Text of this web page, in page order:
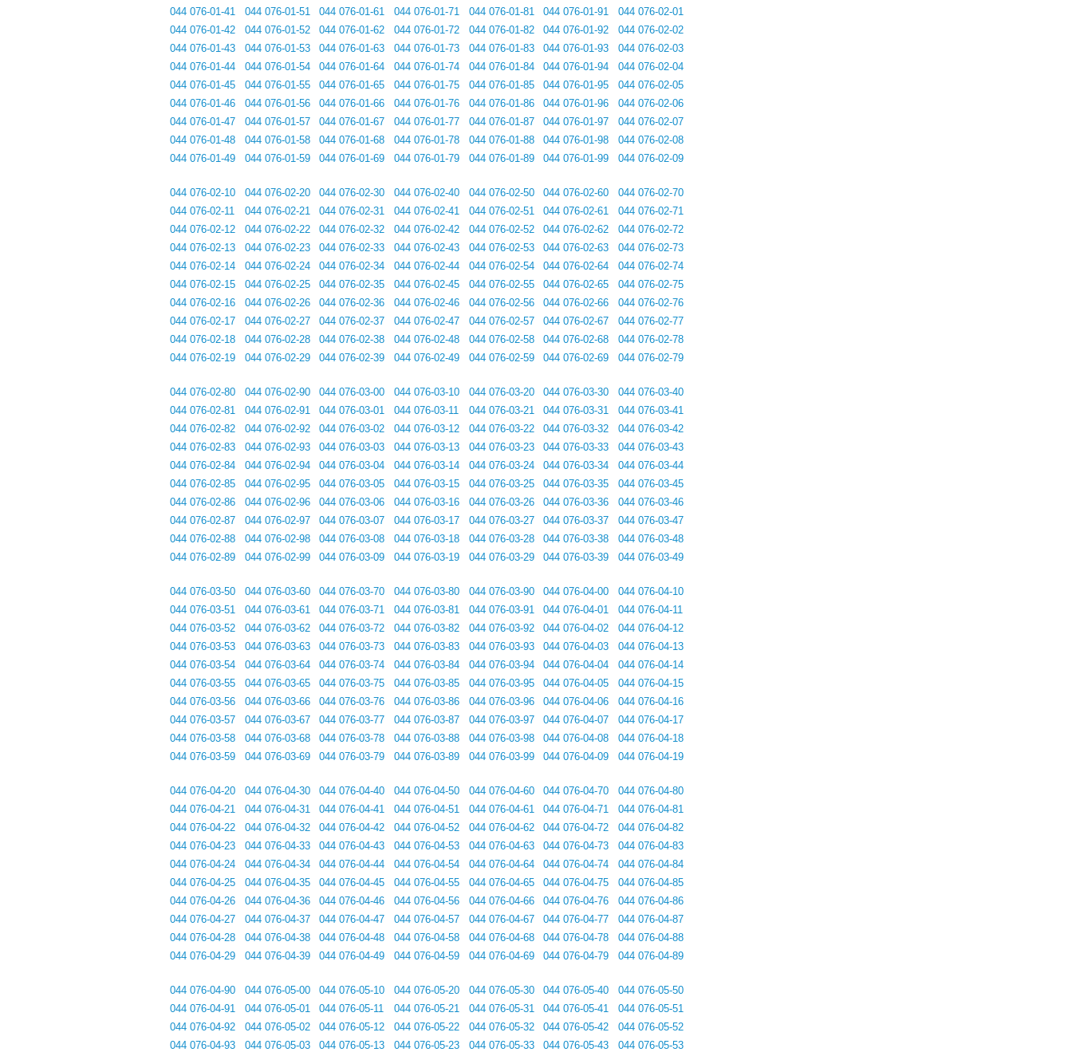
044 076-01-41
044 076-01-42
044 076-01-43
044 076-01-44
044 076-01-45
044 076-01-46
044 076-01-47
044 076-01-48
044 076-01-49
044 076-01-51
044 076-01-52
044 076-01-53
044 076-01-54
044 076-01-55
044 076-01-56
044 076-01-57
044 076-01-58
044 076-01-59
044 076-01-61
044 076-01-62
044 076-01-63
044 076-01-64
044 076-01-65
044 076-01-66
044 076-01-67
044 076-01-68
044 076-01-69
044 076-01-71
044 076-01-72
044 076-01-73
044 076-01-74
044 076-01-75
044 076-01-76
044 076-01-77
044 076-01-78
044 076-01-79
044 076-01-81
044 076-01-82
044 076-01-83
044 076-01-84
044 076-01-85
044 076-01-86
044 076-01-87
044 076-01-88
044 076-01-89
044 076-01-91
044 076-01-92
044 076-01-93
044 076-01-94
044 076-01-95
044 076-01-96
044 076-01-97
044 076-01-98
044 076-01-99
044 076-02-01
044 076-02-02
044 076-02-03
044 076-02-04
044 076-02-05
044 076-02-06
044 076-02-07
044 076-02-08
044 076-02-09
044 076-02-10
044 076-02-11
044 076-02-12
044 076-02-13
044 076-02-14
044 076-02-15
044 076-02-16
044 076-02-17
044 076-02-18
044 076-02-19
044 076-02-20
044 076-02-21
044 076-02-22
044 076-02-23
044 076-02-24
044 076-02-25
044 076-02-26
044 076-02-27
044 076-02-28
044 076-02-29
044 076-02-30
044 076-02-31
044 076-02-32
044 076-02-33
044 076-02-34
044 076-02-35
044 076-02-36
044 076-02-37
044 076-02-38
044 076-02-39
044 076-02-40
044 076-02-41
044 076-02-42
044 076-02-43
044 076-02-44
044 076-02-45
044 076-02-46
044 076-02-47
044 076-02-48
044 076-02-49
044 076-02-50
044 076-02-51
044 076-02-52
044 076-02-53
044 076-02-54
044 076-02-55
044 076-02-56
044 076-02-57
044 076-02-58
044 076-02-59
044 076-02-60
044 076-02-61
044 076-02-62
044 076-02-63
044 076-02-64
044 076-02-65
044 076-02-66
044 076-02-67
044 076-02-68
044 076-02-69
044 076-02-70
044 076-02-71
044 076-02-72
044 076-02-73
044 076-02-74
044 076-02-75
044 076-02-76
044 076-02-77
044 076-02-78
044 076-02-79
044 076-02-80
044 076-02-81
044 076-02-82
044 076-02-83
044 076-02-84
044 076-02-85
044 076-02-86
044 076-02-87
044 076-02-88
044 076-02-89
044 076-02-90
044 076-02-91
044 076-02-92
044 076-02-93
044 076-02-94
044 076-02-95
044 076-02-96
044 076-02-97
044 076-02-98
044 076-02-99
044 076-03-00
044 076-03-01
044 076-03-02
044 076-03-03
044 076-03-04
044 076-03-05
044 076-03-06
044 076-03-07
044 076-03-08
044 076-03-09
044 076-03-10
044 076-03-11
044 076-03-12
044 076-03-13
044 076-03-14
044 076-03-15
044 076-03-16
044 076-03-17
044 076-03-18
044 076-03-19
044 076-03-20
044 076-03-21
044 076-03-22
044 076-03-23
044 076-03-24
044 076-03-25
044 076-03-26
044 076-03-27
044 076-03-28
044 076-03-29
044 076-03-30
044 076-03-31
044 076-03-32
044 076-03-33
044 076-03-34
044 076-03-35
044 076-03-36
044 076-03-37
044 076-03-38
044 076-03-39
044 076-03-40
044 076-03-41
044 076-03-42
044 076-03-43
044 076-03-44
044 076-03-45
044 076-03-46
044 076-03-47
044 076-03-48
044 076-03-49
044 076-03-50
044 076-03-51
044 076-03-52
044 076-03-53
044 076-03-54
044 076-03-55
044 076-03-56
044 076-03-57
044 076-03-58
044 076-03-59
044 076-03-60
044 076-03-61
044 076-03-62
044 076-03-63
044 076-03-64
044 076-03-65
044 076-03-66
044 076-03-67
044 076-03-68
044 076-03-69
044 076-03-70
044 076-03-71
044 076-03-72
044 076-03-73
044 076-03-74
044 076-03-75
044 076-03-76
044 076-03-77
044 076-03-78
044 076-03-79
044 076-03-80
044 076-03-81
044 076-03-82
044 076-03-83
044 076-03-84
044 076-03-85
044 076-03-86
044 076-03-87
044 076-03-88
044 076-03-89
044 076-03-90
044 076-03-91
044 076-03-92
044 076-03-93
044 076-03-94
044 076-03-95
044 076-03-96
044 076-03-97
044 076-03-98
044 076-03-99
044 076-04-00
044 076-04-01
044 076-04-02
044 076-04-03
044 076-04-04
044 076-04-05
044 076-04-06
044 076-04-07
044 076-04-08
044 076-04-09
044 076-04-10
044 076-04-11
044 076-04-12
044 076-04-13
044 076-04-14
044 076-04-15
044 076-04-16
044 076-04-17
044 076-04-18
044 076-04-19
044 076-04-20
044 076-04-21
044 076-04-22
044 076-04-23
044 076-04-24
044 076-04-25
044 076-04-26
044 076-04-27
044 076-04-28
044 076-04-29
044 076-04-30
044 076-04-31
044 076-04-32
044 076-04-33
044 076-04-34
044 076-04-35
044 076-04-36
044 076-04-37
044 076-04-38
044 076-04-39
044 076-04-40
044 076-04-41
044 076-04-42
044 076-04-43
044 076-04-44
044 076-04-45
044 076-04-46
044 076-04-47
044 076-04-48
044 076-04-49
044 076-04-50
044 076-04-51
044 076-04-52
044 076-04-53
044 076-04-54
044 076-04-55
044 076-04-56
044 076-04-57
044 076-04-58
044 076-04-59
044 076-04-60
044 076-04-61
044 076-04-62
044 076-04-63
044 076-04-64
044 076-04-65
044 076-04-66
044 076-04-67
044 076-04-68
044 076-04-69
044 076-04-70
044 076-04-71
044 076-04-72
044 076-04-73
044 076-04-74
044 076-04-75
044 076-04-76
044 076-04-77
044 076-04-78
044 076-04-79
044 076-04-80
044 076-04-81
044 076-04-82
044 076-04-83
044 076-04-84
044 076-04-85
044 076-04-86
044 076-04-87
044 076-04-88
044 076-04-89
044 076-04-90
044 076-04-91
044 076-04-92
044 076-04-93
044 076-05-00
044 076-05-01
044 076-05-02
044 076-05-03
044 076-05-10
044 076-05-11
044 076-05-12
044 076-05-13
044 076-05-20
044 076-05-21
044 076-05-22
044 076-05-23
044 076-05-30
044 076-05-31
044 076-05-32
044 076-05-33
044 076-05-40
044 076-05-41
044 076-05-42
044 076-05-43
044 076-05-50
044 076-05-51
044 076-05-52
044 076-05-53